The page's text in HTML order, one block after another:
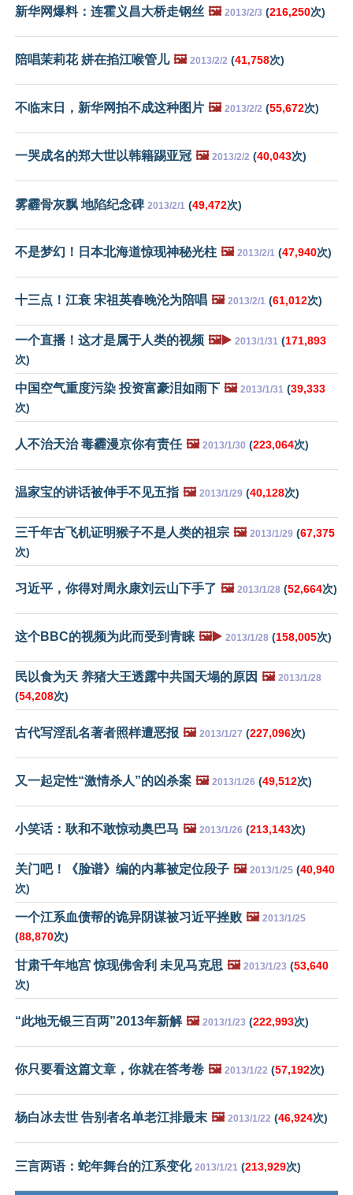
新华网爆料：连霍义昌大桥走钢丝 🖼️ 2013/2/3 (216,250次)
陪唱茉莉花 姘在掐江喉管儿 🖼️ 2013/2/2 (41,758次)
不临末日，新华网拍不成这种图片 🖼️ 2013/2/2 (55,672次)
一哭成名的郑大世以韩籍踢亚冠 🖼️ 2013/2/2 (40,043次)
雾霾骨灰飘 地陷纪念碑 2013/2/1 (49,472次)
不是梦幻！日本北海道惊现神秘光柱 🖼️ 2013/2/1 (47,940次)
十三点！江衰 宋祖英春晚沦为陪唱 🖼️ 2013/2/1 (61,012次)
一个直播！这才是属于人类的视频 🖼️▶️ 2013/1/31 (171,893
次)
中国空气重度污染 投资富豪泪如雨下 🖼️ 2013/1/31 (39,333
次)
人不治天治 毒霾漫京你有责任 🖼️ 2013/1/30 (223,064次)
温家宝的讲话被伸手不见五指 🖼️ 2013/1/29 (40,128次)
三千年古飞机证明猴子不是人类的祖宗 🖼️ 2013/1/29 (67,375
次)
习近平，你得对周永康刘云山下手了 🖼️ 2013/1/28 (52,664次)
这个BBC的视频为此而受到青睐 🖼️▶️ 2013/1/28 (158,005次)
民以食为天 养猪大王透露中共国天塌的原因 🖼️ 2013/1/28
(54,208次)
古代写淫乱名著者照样遭恶报 🖼️ 2013/1/27 (227,096次)
又一起定性“激情杀人”的凶杀案 🖼️ 2013/1/26 (49,512次)
小笑话：耿和不敢惊动奥巴马 🖼️ 2013/1/26 (213,143次)
关门吧！《脸谱》编的内幕被定位段子 🖼️ 2013/1/25 (40,940
次)
一个江系血债帮的诡异阴谋被习近平挫败 🖼️ 2013/1/25
(88,870次)
甘肃千年地宫 惊现佛舍利 未见马克思 🖼️ 2013/1/23 (53,640
次)
“此地无银三百两”2013年新解 🖼️ 2013/1/23 (222,993次)
你只要看这篇文章，你就在答考卷 🖼️ 2013/1/22 (57,192次)
杨白冰去世 告别者名单老江排最末 🖼️ 2013/1/22 (46,924次)
三言两语：蛇年舞台的江系变化 2013/1/21 (213,929次)